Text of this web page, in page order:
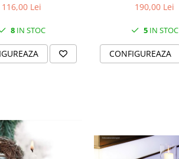
116,00 Lei
8IN STOC
190,00 Lei
5IN STOC
CONFIGUREAZA